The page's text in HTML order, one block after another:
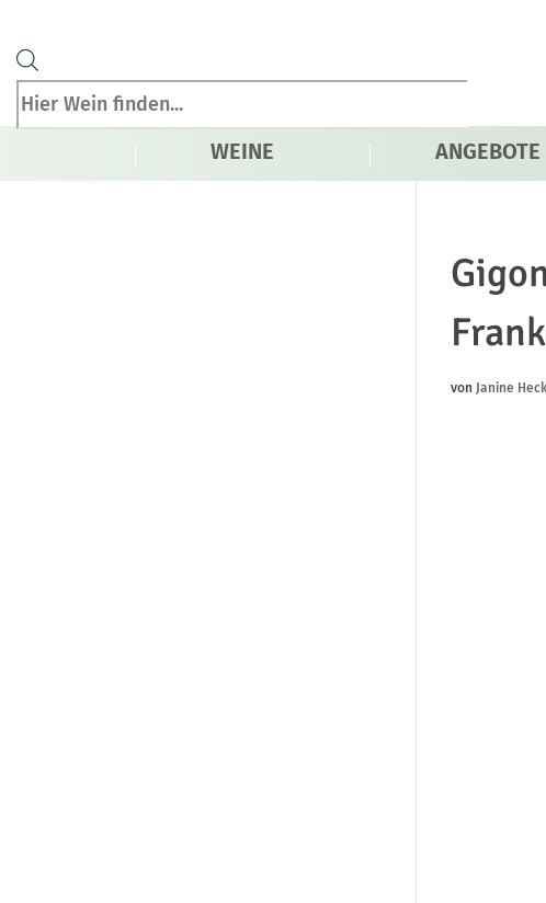
search
WEINE ANGEBOTE
von Janine